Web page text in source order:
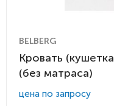
BELBERG
Кровать
(без матраса)
цена по запросу